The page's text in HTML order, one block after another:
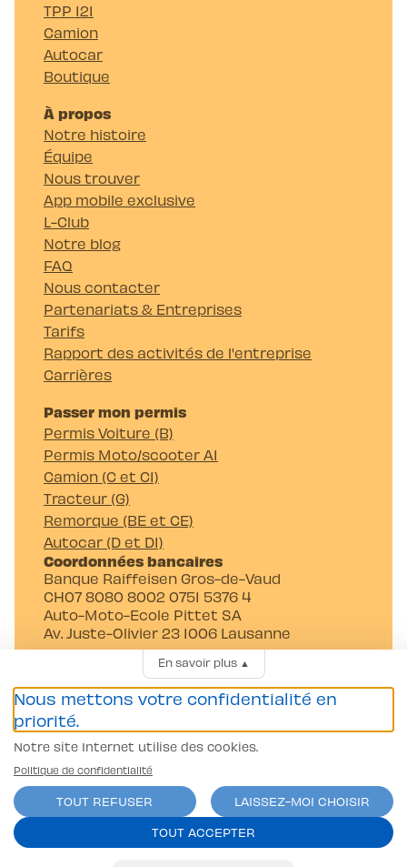
TPP 121
Camion
Autocar
Boutique
À propos
Notre histoire
Équipe
Nous trouver
App mobile exclusive
L-Club
Notre blog
FAQ
Nous contacter
Partenariats & Entreprises
Tarifs
Rapport des activités de l'entreprise
Carrières
Passer mon permis
Permis Voiture (B)
Permis Moto/scooter A1
Camion (C et C1)
Tracteur (G)
Remorque (BE et CE)
Autocar (D et D1)
Coordonnées bancaires
Banque Raiffeisen Gros-de-Vaud
CH07 8080 8002 0751 5376 4
Auto-Moto-Ecole Pittet SA
Av. Juste-Olivier 23 1006 Lausanne
Conditions générales
Politique de confidentialité
contact@l-pittet.ch
ercos.ch
En savoir plus▲
Nous mettons votre confidentialité en
priorité.
Notre site Internet utilise des cookies.
Politique de confidentialité
TOUT REFUSER
LAISSEZ-MOI CHOISIR
TOUT ACCEPTER